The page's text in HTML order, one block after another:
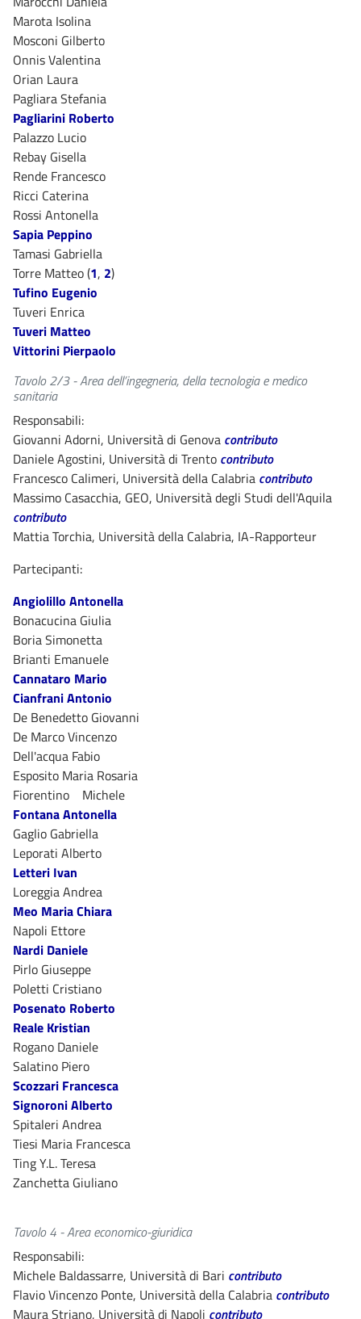
Marota Isolina
Mosconi Gilberto
Onnis Valentina
Orian Laura
Pagliara Stefania
Pagliarini Roberto
Palazzo Lucio
Rebay Gisella
Rende Francesco
Ricci Caterina
Rossi Antonella
Sapia Peppino
Tamasi Gabriella
Torre Matteo (1, 2)
Tufino Eugenio
Tuveri Enrica
Tuveri Matteo
Vittorini Pierpaolo
Tavolo 2/3 - Area dell’ingegneria, della tecnologia e medico
sanitaria
Responsabili:
Giovanni Adorni, Università di Genova contributo
Daniele Agostini, Università di Trento contributo
Francesco Calimeri, Università della Calabria contributo
Massimo Casacchia, GEO, Università degli Studi dell'Aquila
contributo
Mattia Torchia, Università della Calabria, IA-Rapporteur
Partecipanti:
Angiolillo Antonella
Bonacucina Giulia
Boria Simonetta
Brianti Emanuele
Cannataro Mario
Cianfrani Antonio
De Benedetto Giovanni
De Marco Vincenzo
Dell'acqua Fabio
Esposito Maria Rosaria
Fiorentino Michele
Fontana Antonella
Gaglio Gabriella
Leporati Alberto
Letteri Ivan
Loreggia Andrea
Meo Maria Chiara
Napoli Ettore
Nardi Daniele
Pirlo Giuseppe
Poletti Cristiano
Posenato Roberto
Reale Kristian
Rogano Daniele
Salatino Piero
Scozzari Francesca
Signoroni Alberto
Spitaleri Andrea
Tiesi Maria Francesca
Ting Y.L. Teresa
Zanchetta Giuliano
Tavolo 4 - Area economico-giuridica
Responsabili:
Michele Baldassarre, Università di Bari contributo
Flavio Vincenzo Ponte, Università della Calabria contributo
Maura Striano, Università di Napoli contributo